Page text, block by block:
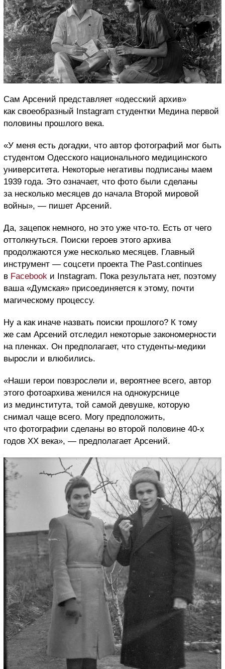
Сам Арсений представляет «одесский архив»
как своеобразный Instagram студентки Медина первой
половины прошлого века.
«У меня есть догадки, что автор фотографий мог быть
студентом Одесского национального медицинского
университета. Некоторые негативы подписаны маем
1939 года. Это означает, что фото были сделаны
за несколько месяцев до начала Второй мировой
войны», — пишет Арсений.
Да, зацепок немного, но это уже что-то. Есть от чего
оттолкнуться. Поиски героев этого архива
продолжаются уже несколько месяцев. Главный
инструмент — соцсети проекта The Past.continues
в Facebook и Instagram. Пока результата нет, поэтому
ваша «Думская» присоединяется к этому, почти
магическому процессу.
Ну а как иначе назвать поиски прошлого? К тому
же сам Арсений отследил некоторые закономерности
на пленках. Он предполагает, что студенты-медики
выросли и влюбились.
«Наши герои повзрослели и, вероятнее всего, автор
этого фотоархива женился на однокурснице
из мединститута, той самой девушке, которую
снимал чаще всего. Могу предположить,
что фотографии сделаны во второй половине 40-х
годов ХХ века», — предполагает Арсений.